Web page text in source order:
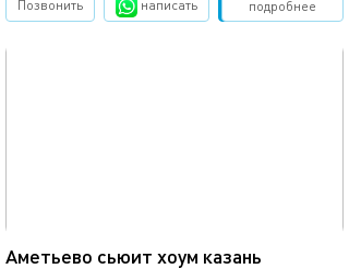
подробнее
Позвонить написать Забронировать
Аметьево сьюит хоум казань